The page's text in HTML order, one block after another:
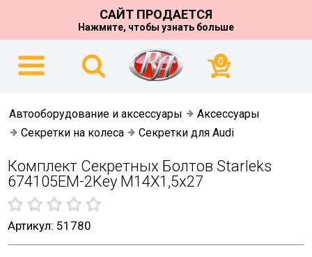
САЙТ ПРОДАЕТСЯ
Нажмите, чтобы узнать больше
0
Автооборудование и аксессуары
Аксессуары
Секретки на колеса
Секретки для Audi
Комплект Секретных Болтов Starleks
674105EM-2Key M14X1,5х27
Артикул: 51780